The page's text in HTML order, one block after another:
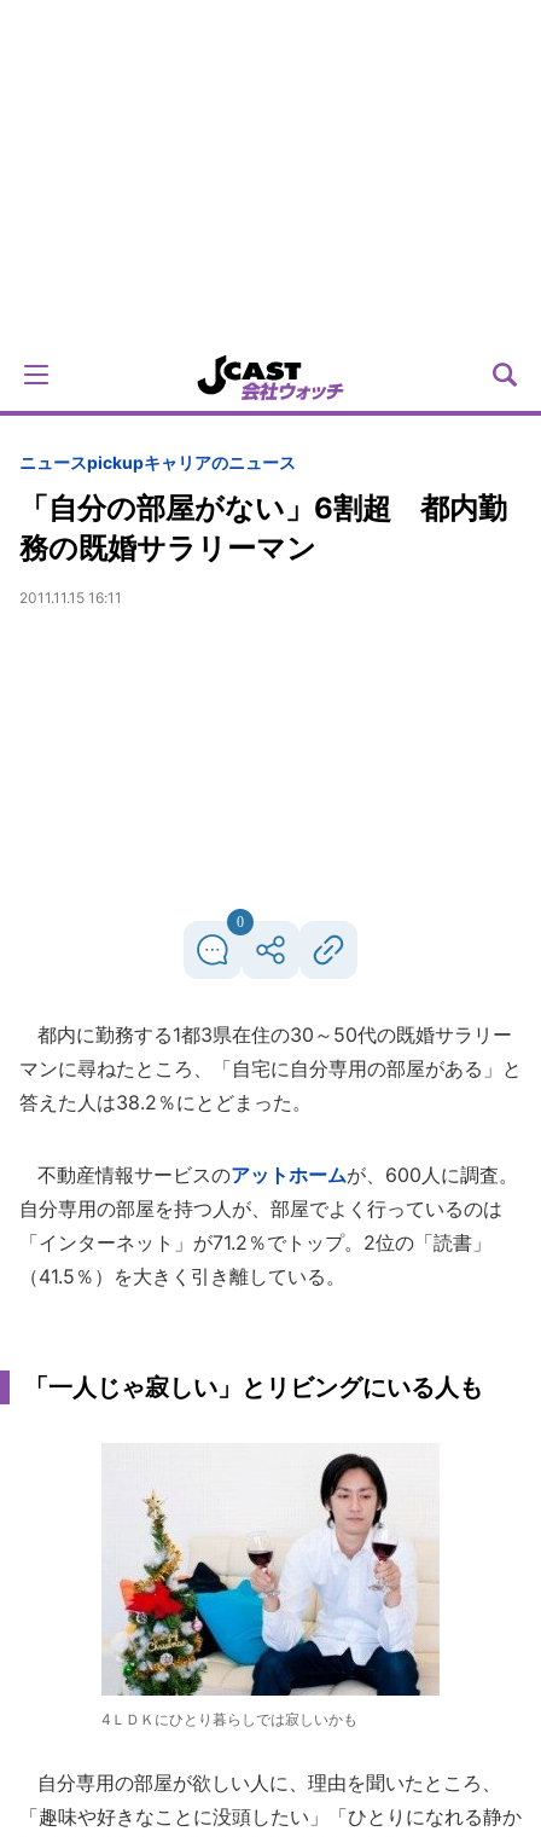
ニュースpickupキャリアのニュース
「自分の部屋がない」6割超 都内勤
務の既婚サラリーマン
2011.11.15 16:11
0
都内に勤務する1都3県在住の30～50代の既婚サラリー
マンに尋ねたところ、「自宅に自分専用の部屋がある」と
答えた人は38.2％にとどまった。
不動産情報サービスのアットホームが、600人に調査。
自分専用の部屋を持つ人が、部屋でよく行っているのは
「インターネット」が71.2％でトップ。2位の「読書」
（41.5％）を大きく引き離している。
「一人じゃ寂しい」とリビングにいる人も
4ＬＤＫにひとり暮らしでは寂しいかも
自分専用の部屋が欲しい人に、理由を聞いたところ、
「趣味や好きなことに没頭したい」「ひとりになれる静か